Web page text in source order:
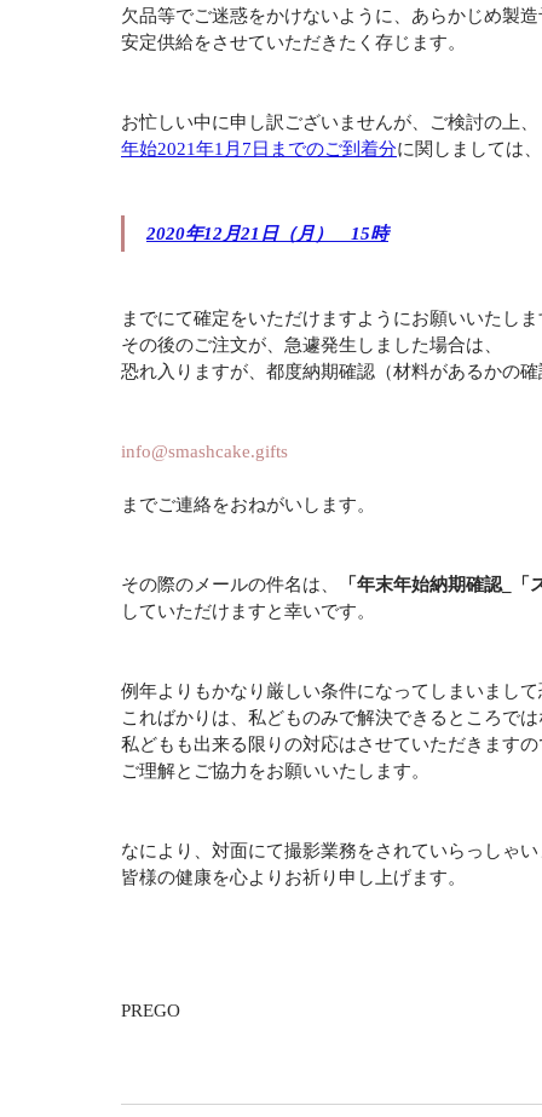
欠品等でご迷惑をかけないように、あらかじめ製
安定供給をさせていただきたく存じます。
お忙しい中に申し訳ございませんが、ご検討の上、
年始2021年1月7日までのご到着分に関しましては、
2020年12月21日（月）　15時
までにて確定をいただけますようにお願いいたし
その後のご注文が、急遽発生しました場合は、
恐れ入りますが、都度納期確認（材料があるかの
info@smashcake.gifts
までご連絡をおねがいします。
その際のメールの件名は、
「年末年始納期確認_「
していただけますと幸いです。
例年よりもかなり厳しい条件になってしまいまし
こればかりは、私どものみで解決できるところで
私どもも出来る限りの対応はさせていただきますの
ご理解とご協力をお願いいたします。
なにより、対面にて撮影業務をされていらっしゃ
皆様の健康を心よりお祈り申し上げます。
PREGO